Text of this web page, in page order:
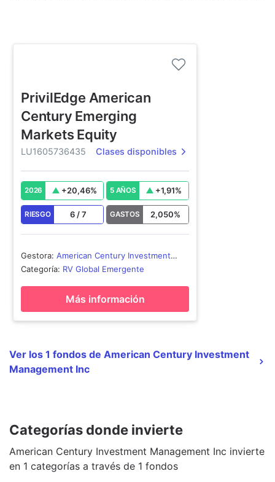
PrivilEdge American
Century Emerging
Markets Equity
LU1605736435 Clases disponibles
2026 +20,46% 5 AÑOS +1,91%
RIESGO 6 /7 GASTOS 2,050%
Gestora: American Century Investment
Management Inc
Categoría: RV Global Emergente
Más información
Ver los 1 fondos de American Century Investment
Management Inc
Categorías donde invierte
American Century Investment Management Inc invierte
en 1 categorías a través de 1 fondos